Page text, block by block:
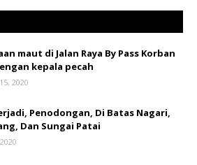
maut di Jalan Raya By Pass Korban
kepala pecah
2020
Penodongan, Di Batas Nagari,
Dan Sungai Patai